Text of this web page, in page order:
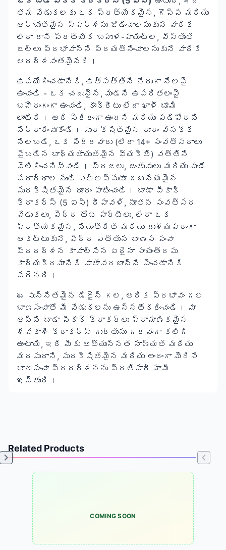
తమ వేడుకలకు ఒక ప్రత్యేకమైన, గొప్ప మరియు
అద్భుతమైన స్పర్శను జోడించాలనుకునే వారికి
లేదా దాని ప్రత్యేక బహుళ-పాయింట్ల, విస్తృత
జల్లు ప్రభావాన్ని ప్రయత్నించాలనుకునే వారికి
ఆదర్శవంతమైనది।
ఉపయోగించడానికి, ఉత్పత్తిని నేరుగా నేలపై
ఉంచండి - ఒక చదునైన, మండని ఉపరితలంపై
బహిరంగంగా ఉంచండి, కాంక్రీటు లేదా ఖాళీ భూమి
లాంటిది। అది స్థిరంగా ఉందని మరియు పడిపోదని
నిర్ధారించుకోండి। సురక్షితమైన దూరం వెనక్కి
నిలబడి, ఒక పెద్దవారు (లేదా 14+ సంవత్సరాలు
పైబడిన బాధ్యతాయుతమైన వ్యక్తి) వత్తిని
వెలిగించనివ్వండి। ప్రజలు, జంతువులు మరియు మండే
పదార్థాల నుండి ఎల్లప్పుడూ గణనీయమైన
సురక్షితమైన దూరం పాటించండి। బాడా పీకాక్
క్రాకర్స్ (5 ఐస్) దీపావళి, నూతన సంవత్సర
వేడుకలు, పెద్ద తోట పార్టీలు, లేదా ఒక
ప్రత్యేకమైన, నియంత్రిత మరియు దృశ్యపరంగా
ఆకట్టుకునే, పెద్ద ఎత్తున బాణస పంచా
ప్రదర్శన కావాల్సిన ఏదైనా సాయంత్రపు
కార్యక్రమానికి వాతావరణాన్ని పెంచడానికి
సరైనది।
ఈ సున్నితమైన డిజైన్ గల, అధిక ప్రభావం గల
బాణసంచాతో మీ వేడుకలను ఉన్నతీకరించండి। మా
అన్ని బాడా పీకాక్ క్రాకర్లు ప్రామాణికమైన
శివకాశీ క్రాకర్స్ గుర్తును గర్వంగా కలిగి
ఉంటాయి, ఇది మీకు అత్యున్నత నాణ్యత మరియు
మరపురాని, సురక్షితమైన మరియు అందంగా మెరిసే
బాణసంచా ప్రదర్శనను ప్రతిసారీ హామీ
ఇస్తుంది।
Related Products
COMING SOON